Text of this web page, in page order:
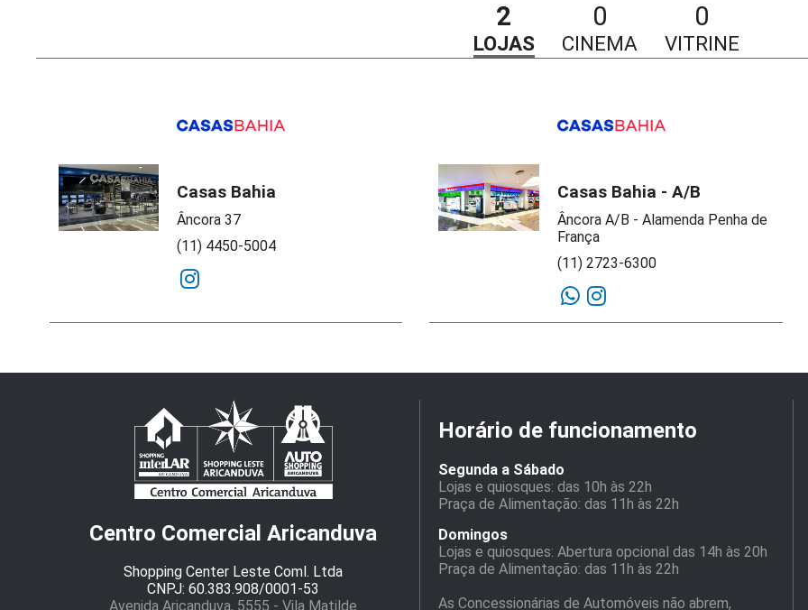
2
LOJAS
0
CINEMA
0
VITRINE
Casas Bahia
Âncora 37
(11) 4450-5004
Casas Bahia - A/B
Âncora A/B - Alamenda Penha de
França
(11) 2723-6300
Centro Comercial Aricanduva
Shopping Center Leste Coml. Ltda
CNPJ: 60.383.908/0001-53
Avenida Aricanduva, 5555 - Vila Matilde
Horário de funcionamento
Segunda a Sábado
Lojas e quiosques: das 10h às 22h
Praça de Alimentação: das 11h às 22h
Domingos
Lojas e quiosques: Abertura opcional das 14h às 20h
Praça de Alimentação: das 11h às 22h
As Concessionárias de Automóveis não abrem,